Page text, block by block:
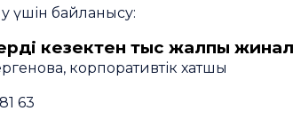
үшін байланысу:
кезектен тыс жалпы
корпоративтік хатшы
63